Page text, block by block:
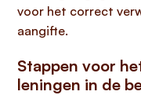
voor het correct
aangifte.
Stappen voor
leningen in de